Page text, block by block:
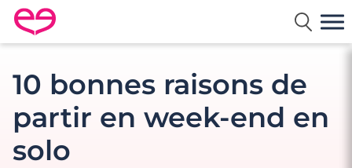
Rencontre en France avec Meetic
10 bonnes raisons de
partir en week-end en
solo